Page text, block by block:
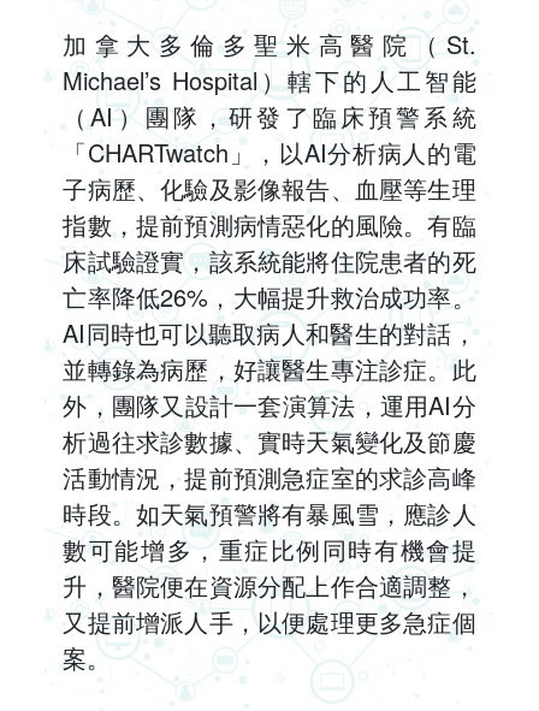
加拿大多倫多聖米高醫院（St.
Michael’s Hospital）轄下的人工智能
（AI）團隊，研發了臨床預警系統
「CHARTwatch」，以AI分析病人的電
子病歷、化驗及影像報告、血壓等生理
指數，提前預測病情惡化的風險。有臨
床試驗證實，該系統能將住院患者的死
亡率降低26%，大幅提升救治成功率。
AI同時也可以聽取病人和醫生的對話，
並轉錄為病歷，好讓醫生專注診症。此
外，團隊又設計一套演算法，運用AI分
析過往求診數據、實時天氣變化及節慶
活動情況，提前預測急症室的求診高峰
時段。如天氣預警將有暴風雪，應診人
數可能增多，重症比例同時有機會提
升，醫院便在資源分配上作合適調整，
又提前增派人手，以便處理更多急症個
案。